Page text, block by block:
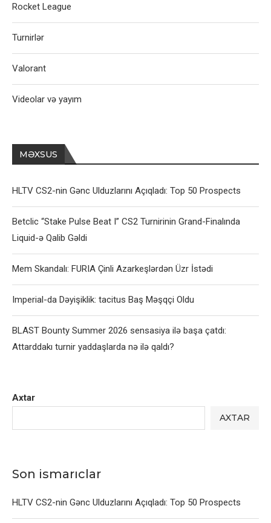
Axtar
AXTAR
Son ismarıclar
HLTV CS2-nin Gənc Ulduzlarını Açıqladı: Top 50 Prospects
Rocket League
Turnirlər
Valorant
Videolar və yayım
MƏXSUS
HLTV CS2-nin Gənc Ulduzlarını Açıqladı: Top 50 Prospects
Betclic “Stake Pulse Beat I” CS2 Turnirinin Grand-Finalında
Liquid-ə Qalib Gəldi
Mem Skandalı: FURIA Çinli Azarkeşlərdən Üzr İstədi
Imperial-da Dəyişiklik: tacitus Baş Məşqçi Oldu
BLAST Bounty Summer 2026 sensasiya ilə başa çatdı:
Attarddakı turnir yaddaşlarda nə ilə qaldı?